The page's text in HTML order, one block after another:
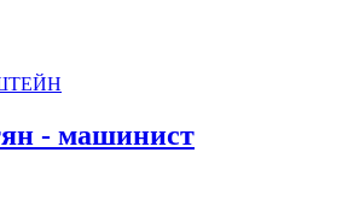
- машинист